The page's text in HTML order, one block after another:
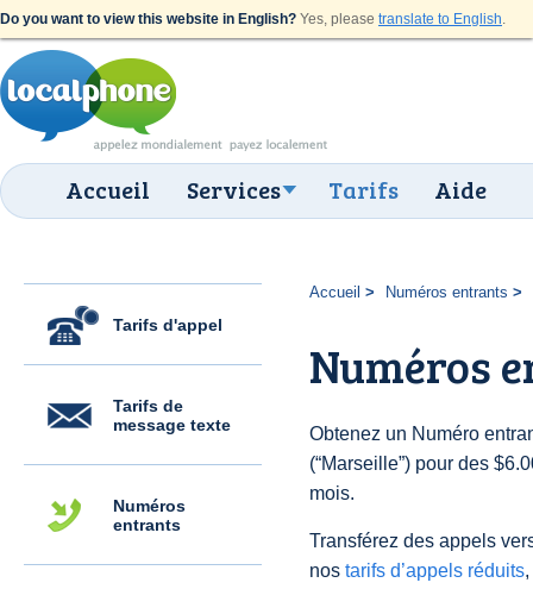
Do you want to view this website in English? Yes, please translate to English.
Accueil Services Tarifs Aide
Tarifs d'appel
Tarifs de
message texte
Numéros
entrants
Accueil Numéros entrants
Numéros
Obtenez un Numéro
(“Marseille”) pour des
mois.
Transférez des appels
nos tarifs d’appels réduits